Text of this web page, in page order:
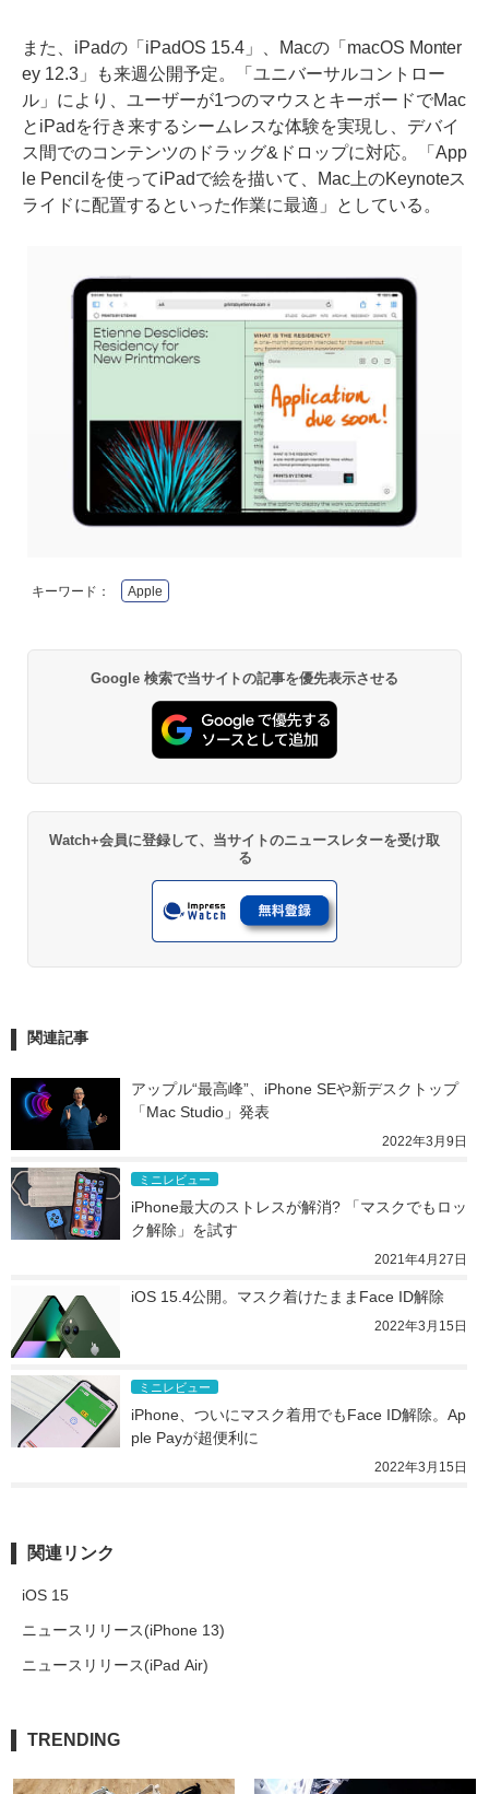
また、iPadの「iPadOS 15.4」、Macの「macOS Monter
ey 12.3」も来週公開予定。「ユニバーサルコントロー
ル」により、ユーザーが1つのマウスとキーボードでMac
とiPadを行き来するシームレスな体験を実現し、デバイ
ス間でのコンテンツのドラッグ&ドロップに対応。「App
le Pencilを使ってiPadで絵を描いて、Mac上のKeynoteス
ライドに配置するといった作業に最適」としている。
キーワード： Apple
Google 検索で当サイトの記事を優先表示させる
Watch+会員に登録して、当サイトのニュースレターを受け取
る
関連記事
アップル“最高峰”、iPhone SEや新デスクトップ
「Mac Studio」発表
2022年3月9日
ミニレビュー
iPhone最大のストレスが解消? 「マスクでもロッ
ク解除」を試す
2021年4月27日
iOS 15.4公開。マスク着けたままFace ID解除
2022年3月15日
ミニレビュー
iPhone、ついにマスク着用でもFace ID解除。Ap
ple Payが超便利に
2022年3月15日
関連リンク
iOS 15
ニュースリリース(iPhone 13)
ニュースリリース(iPad Air)
TRENDING